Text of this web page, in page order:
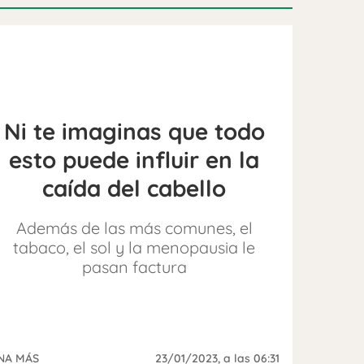
Ni te imaginas que todo
esto puede influir en la
caída del cabello
Además de las más comunes, el
tabaco, el sol y la menopausia le
pasan factura
MÁS 23/01/2023, a las 06:31